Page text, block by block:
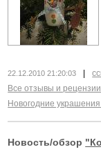
22.12.2010 21:20:03
Все отзывы и рецензии
Новогодние
Новость/обзор